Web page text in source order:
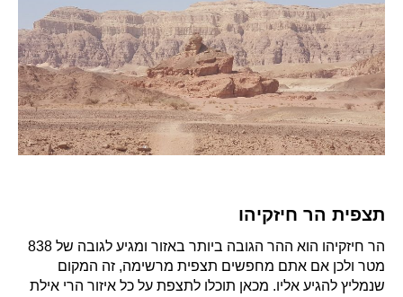
תצפית הר חיזקיהו
הר חיזקיהו הוא ההר הגובה ביותר באזור ומגיע לגובה של 838
מטר ולכן אם אתם מחפשים תצפית מרשימה, זה המקום
שנמליץ להגיע אליו. מכאן תוכלו לתצפת על כל איזור הרי אילת